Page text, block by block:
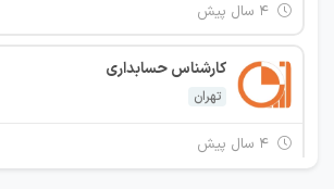
کارشناس حسابداری
تهران